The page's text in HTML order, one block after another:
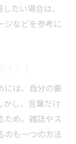
たい場合は、
ジなどを参考に
イント
には、自分の要
かし、言葉だけ
ため、雑誌やス
のも一つの方法